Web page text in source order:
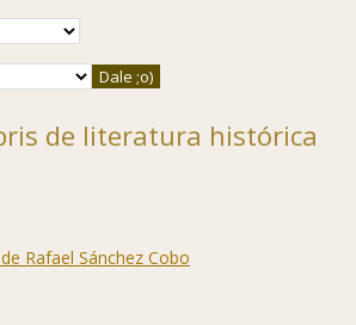
de literatura histórica